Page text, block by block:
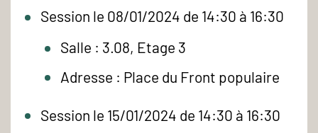
Session le 08/01/2024 de 14:30 à 16:30
Salle : 3.08, Etage 3
Adresse : Place du Front populaire
Session le 15/01/2024 de 14:30 à 16:30